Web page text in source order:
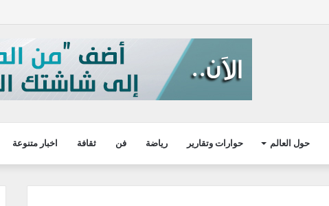
حول العالم حوارات وتقارير رياضة فن ثقافة اخبار متنوعة